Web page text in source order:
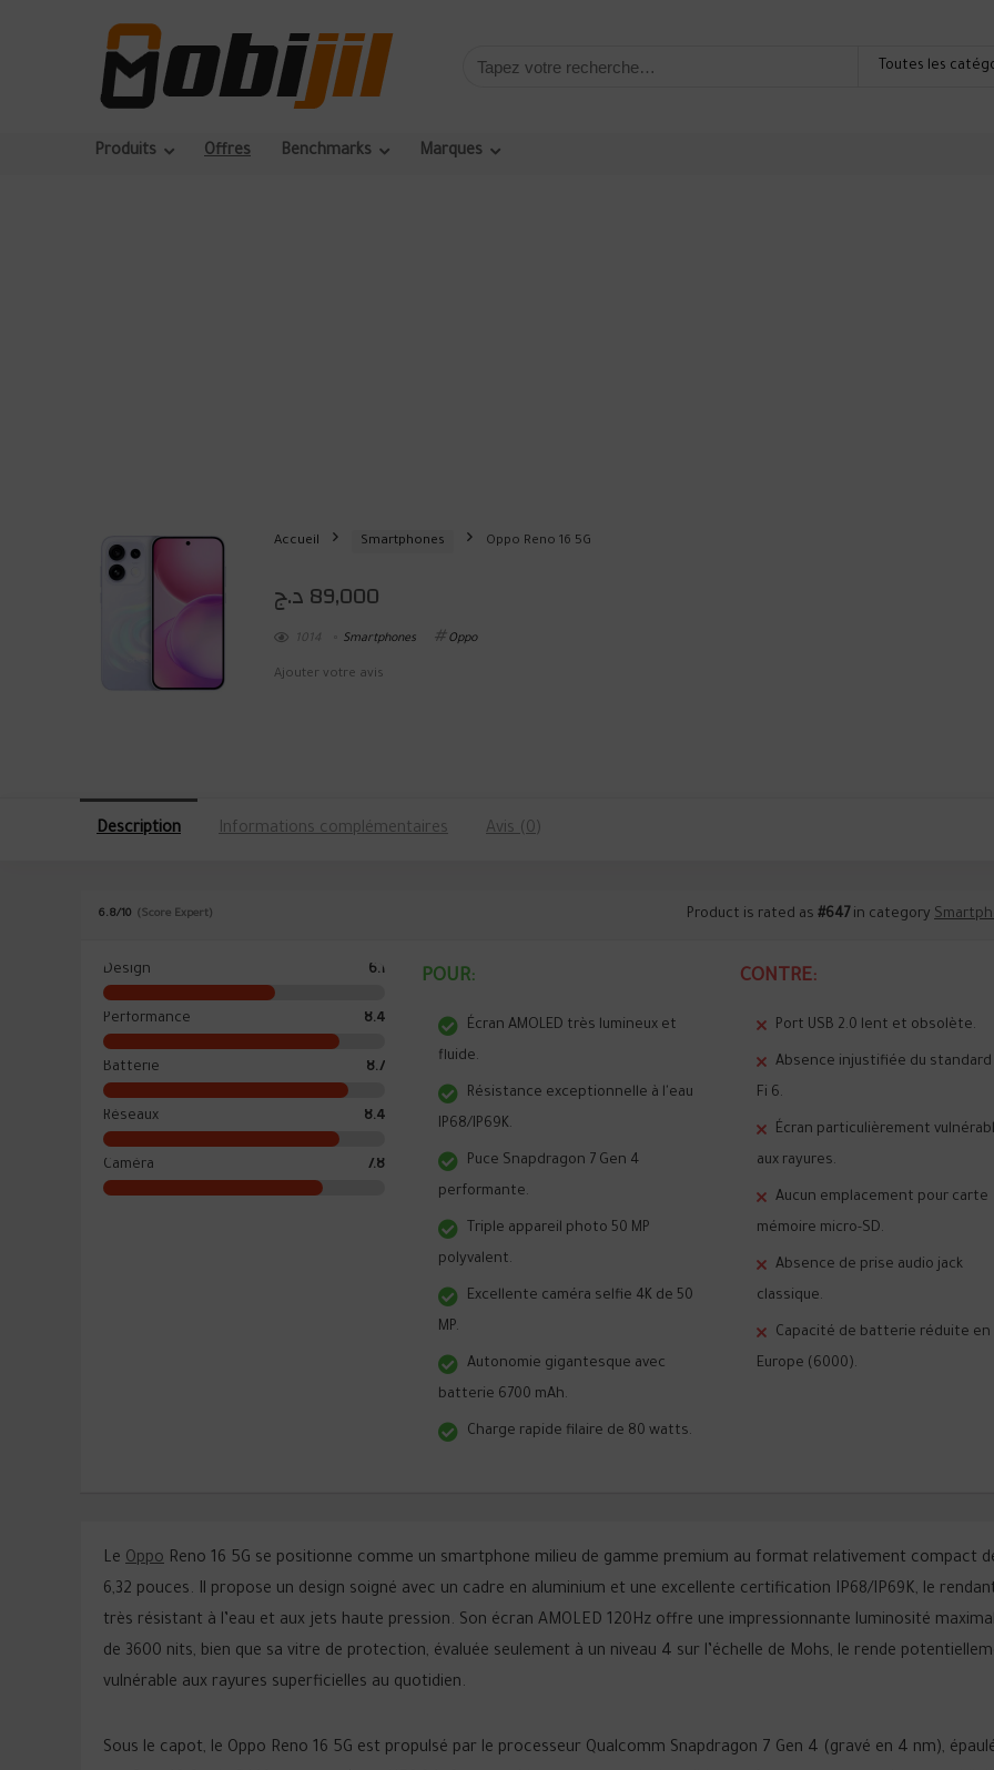
Toutes les
Produits Offres Benchmarks Marques
Accueil Smartphones Oppo Reno 16 5G
89,000د.ج
1014 Smartphones Oppo
Ajouter votre avis
Description Informations complémentaires Avis (0)
6.8/10 (Score Expert) Product is rated as #647 in category
Design 6.1
Performance 8.4
Batterie 8.7
Réseaux 8.4
Caméra 7.8
POUR:
Écran AMOLED très lumineux et
fluide.
Résistance exceptionnelle à l'eau
IP68/IP69K.
Puce Snapdragon 7 Gen 4
performante.
Triple appareil photo 50 MP
polyvalent.
Excellente caméra selfie 4K de 50
MP.
Autonomie gigantesque avec
batterie 6700 mAh.
Charge rapide filaire de 80 watts.
CONTRE:
Port USB 2.0 lent et obsolète.
Absence injustifiée du standard
Fi 6.
Écran particulièrement
aux rayures.
Aucun emplacement pour carte
mémoire micro-SD.
Absence de prise audio jack
classique.
Capacité de batterie réduite en
Europe (6000).
Le Oppo Reno 16 5G se positionne comme un smartphone milieu de gamme premium au format relativement compact
6,32 pouces. Il propose un design soigné avec un cadre en aluminium et une excellente certification IP68/IP69K, le
très résistant à l’eau et aux jets haute pression. Son écran AMOLED 120Hz offre une impressionnante luminosité
de 3600 nits, bien que sa vitre de protection, évaluée seulement à un niveau 4 sur l’échelle de Mohs, le rende
vulnérable aux rayures superficielles au quotidien.
Sous le capot, le Oppo Reno 16 5G est propulsé par le processeur Qualcomm Snapdragon 7 Gen 4 (gravé en 4 nm),